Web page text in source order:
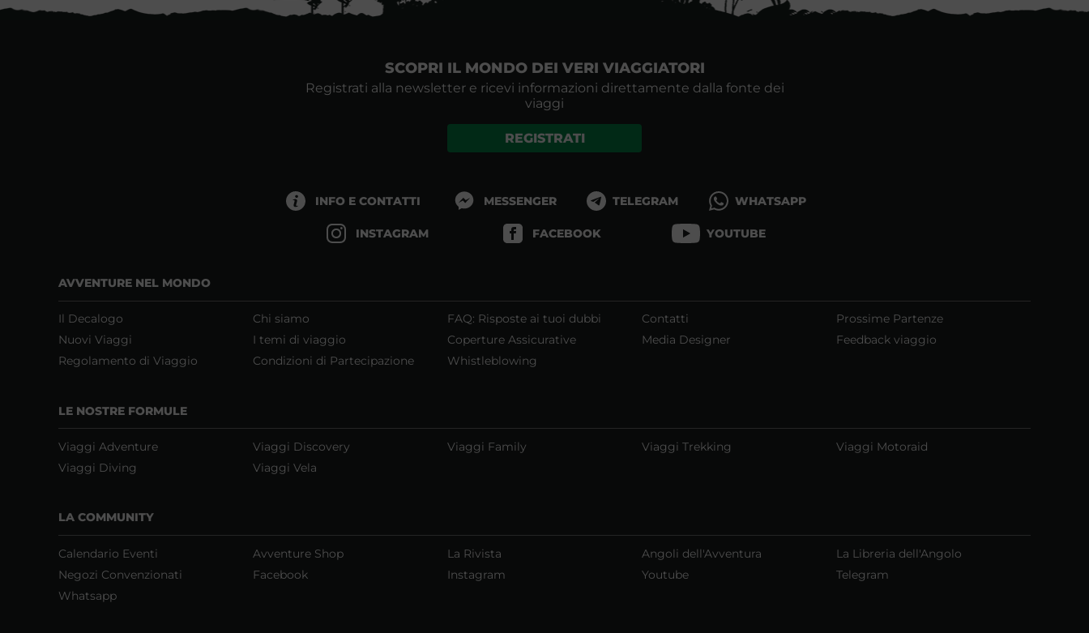
SCOPRI IL MONDO DEI VERI VIAGGIATORI
Registrati alla newsletter e ricevi informazioni direttamente dalla fonte dei
viaggi
REGISTRATI
INFO E CONTATTI MESSENGER TELEGRAM WHATSAPP
INSTAGRAM FACEBOOK YOUTUBE
AVVENTURE NEL MONDO
Il Decalogo Chi siamo FAQ: Risposte ai tuoi dubbi Contatti
Prossime Partenze
Nuovi Viaggi
I temi di viaggio Coperture Assicurative Media Designer
Feedback viaggio
Regolamento di Viaggio
Condizioni di Partecipazione Whistleblowing
LE NOSTRE FORMULE
Viaggi Adventure Viaggi Discovery Viaggi Family Viaggi Trekking
Viaggi Motoraid
Viaggi Diving
Viaggi Vela
LA COMMUNITY
Calendario Eventi Avventure Shop La Rivista Angoli dell'Avventura
La Libreria dell'Angolo
Negozi Convenzionati
Facebook Instagram Youtube
Telegram
Whatsapp